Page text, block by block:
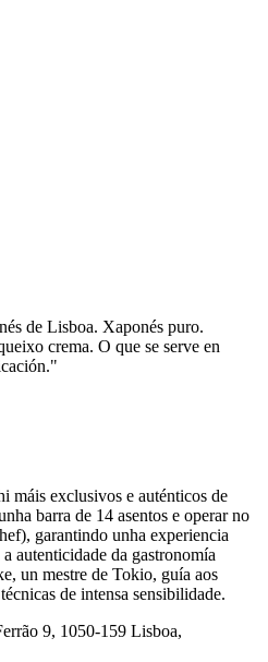
de Lisboa. Xaponés puro.
crema. O que se serve en
máis exclusivos e auténticos de
barra de 14 asentos e operar no
garantindo unha experiencia
autenticidade da gastronomía
un mestre de Tokio, guía aos
de intensa sensibilidade.
9, 1050-159 Lisboa,